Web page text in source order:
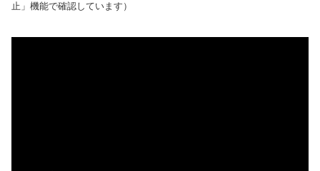
止」機能で確認しています）